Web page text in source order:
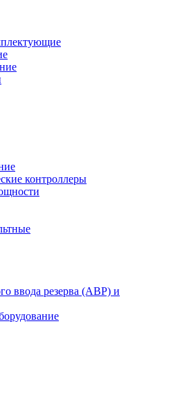
контроллеры
ввода резерва (АВР) и